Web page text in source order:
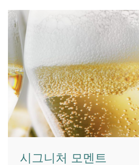
시그니처 모멘트